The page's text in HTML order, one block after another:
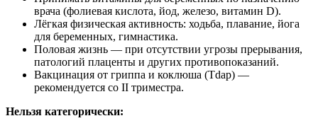
врача (фолиевая кислота, йод, железо, витамин D).
Лёгкая физическая активность: ходьба, плавание, йога
для беременных, гимнастика.
Половая жизнь — при отсутствии угрозы прерывания,
патологий плаценты и других противопоказаний.
Вакцинация от гриппа и коклюша (Tdap) —
рекомендуется со II триместра.
Нельзя категорически: